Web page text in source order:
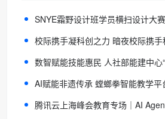
SNYE霜野设计班学员横扫设计大赛
校际携手凝科创之力 暗夜校际携
数智赋能技能惠民 人社部能建中心“好技能在线”培训平台
AI赋能非遗传承 螳螂拳智能教学平台
腾讯云上海峰会教育专场｜AI